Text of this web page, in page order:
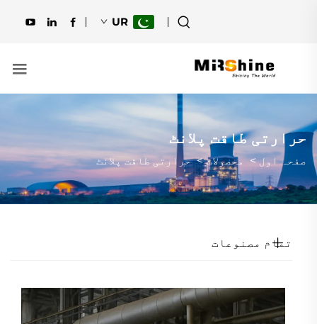
UR
حرارتی طاقت پلانٹ
صفحہ اول>محصولات>حرارتی طاقت پلانٹ
تمام مصنوعات